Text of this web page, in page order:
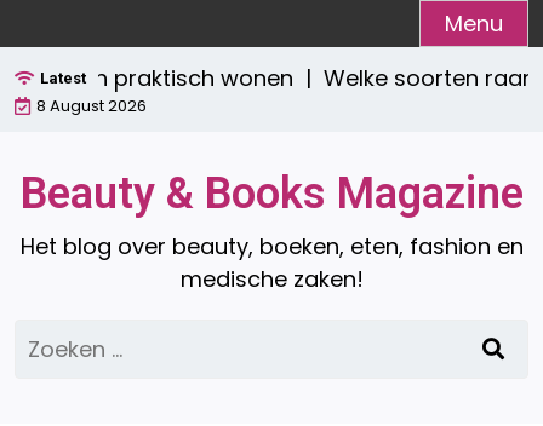
naar
de
inhoud
Menu
Latestén praktisch wonen | Welke soorten
8 August 2026
Beauty & Books Magazine
Het blog over beauty, boeken, eten, fashion en
medische zaken!
Zoeken
naar: